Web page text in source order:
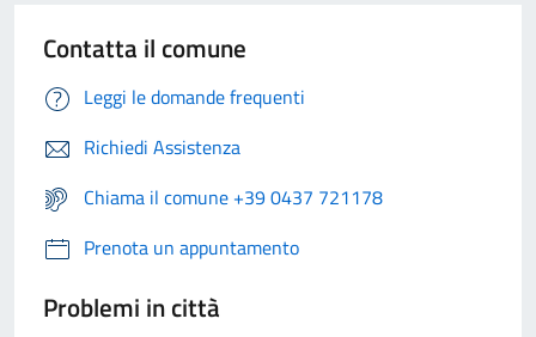
Contatta il comune
Leggi le domande frequenti
Richiedi Assistenza
Chiama il comune +39 0437 721178
Prenota un appuntamento
Problemi in città